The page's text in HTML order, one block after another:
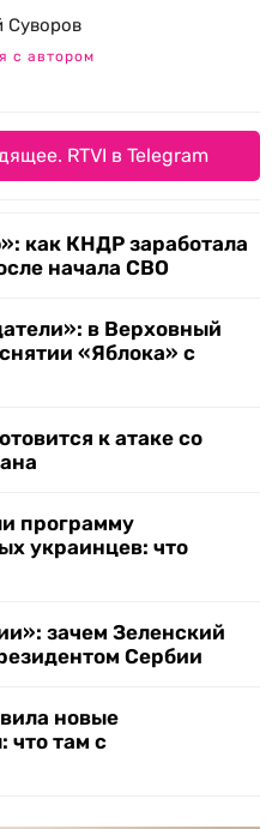
Суворов
с автором
RTVI в Telegram
как КНДР заработала
начала СВО
в Верховный
«Яблока» с
к атаке со
программу
украинцев: что
зачем Зеленский
Сербии
новые
что там с